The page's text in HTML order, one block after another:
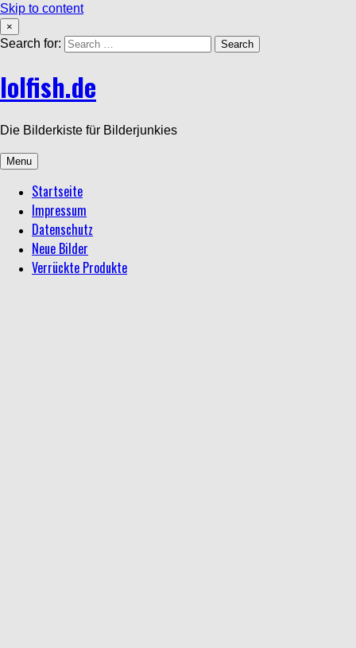
Skip to content
×
Search for:
lolfish.de
Die Bilderkiste für Bilderjunkies
Menu
Startseite
Impressum
Datenschutz
Neue Bilder
Verrückte Produkte